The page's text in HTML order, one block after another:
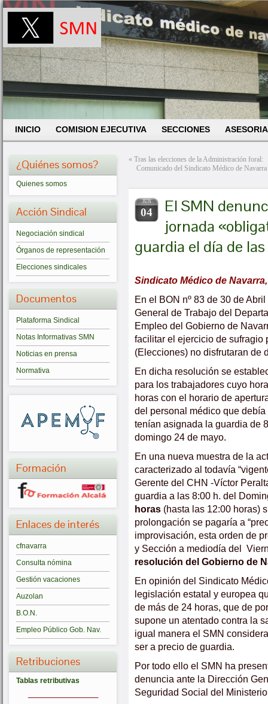
INICIO COMISION EJECUTIVA SECCIONES
¿Quiénes somos?
Quienes somos
Acción Sindical
Negociación sindical
Órganos de representación
Elecciones sindicales
Documentos
Plataforma Sindical
Notas Informativas SMN
Noticias en prensa
Normativa
Formación
Enlaces de interés
cfnavarra
Consulta nómina
Gestión vacaciones
Auzolan
B.O.N.
Empleo Público Gob. Nav.
Retribuciones
Tablas retributivas
« Tras las elecciones de la Administración foral:
Comunicado del Sindicato Médico de
JUN
04
El SMN
jornada
guardia el día de
Sindicato Médico de
En el BON nº 83 de 30 de
General de Trabajo del
Empleo del Gobierno de
facilitar el ejercicio de sufragio
(Elecciones) no disfrutaran de
En dicha resolución se
para los trabajadores cuyo
horas con el horario de
del personal médico que
tenían asignada la guardia de
domingo 24 de mayo.
En una nueva muestra de la
caracterizado al todavía
Gerente del CHN -Víctor
guardia a las 8:00 h. del
horas (hasta las 12:00 horas)
prolongación se pagaría a
improvisación, esta orden de
y Sección a mediodía del
resolución del Gobierno de
En opinión del Sindicato
legislación estatal y europea
de más de 24 horas, que de
supone un atentado contra la
igual manera el SMN
ser a precio de guardia.
Por todo ello el SMN ha
denuncia ante la Dirección
Seguridad Social del